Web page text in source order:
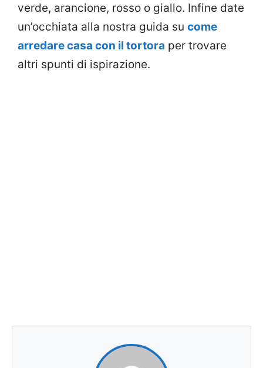
verde, arancione, rosso o giallo. Infine date
un’occhiata alla nostra guida su come
arredare casa con il tortora per trovare
altri spunti di ispirazione.